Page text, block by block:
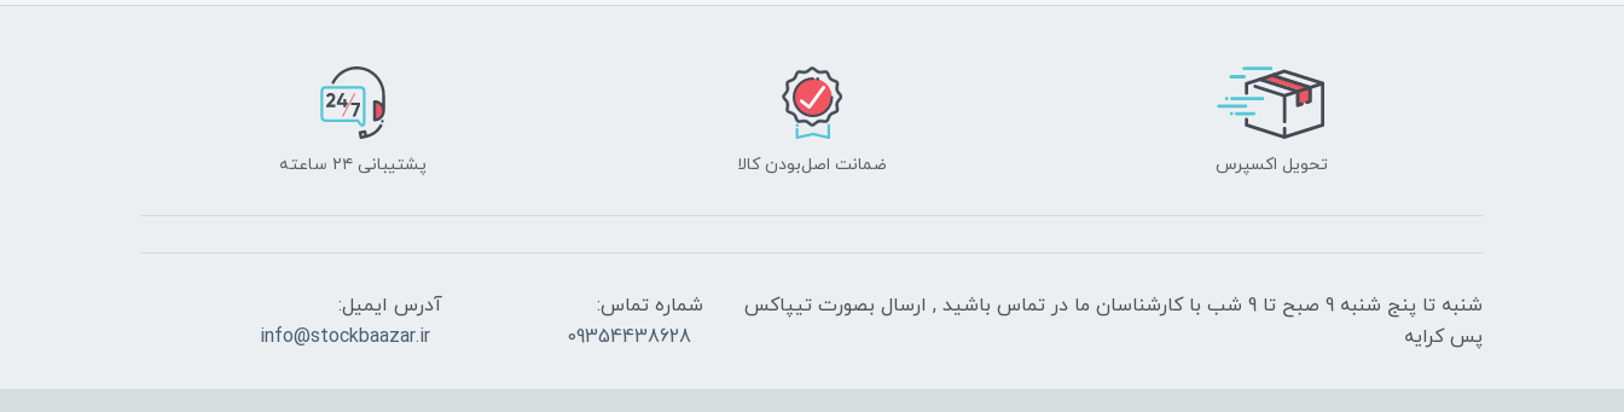
تحویل اکسپرس ضمانت اصل‌بودن کالا پشتیبانی ۲۴ ساعته
شنبه تا پنج شنبه 9 صبح تا 9 شب با کارشناسان ما در تماس باشید , ارسال بصورت تیپاکس
پس کرایه
شماره تماس:
09354438628
آدرس ایمیل:
info@stockbaazar.ir